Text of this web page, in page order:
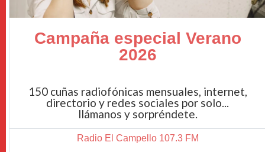
Campaña especial Verano
2026
150 cuñas radiofónicas mensuales, internet,
directorio y redes sociales por solo...
llámanos y sorpréndete.
Radio El Campello 107.3 FM